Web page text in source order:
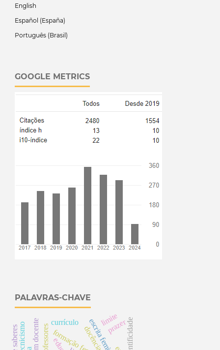
English
Español (España)
Português (Brasil)
GOOGLE METRICS
PALAVRAS-CHAVE
s escrita femininacientificidade
tecnicismo docência
currículo prazer
limite